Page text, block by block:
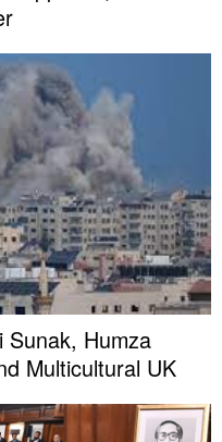
Sunak, Humza
Multicultural UK